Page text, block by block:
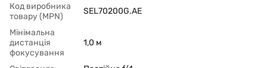
Код виробника
товару (MPN)
SEL70200G.AE
Мінімальна
дистанція
фокусування
1,0 м